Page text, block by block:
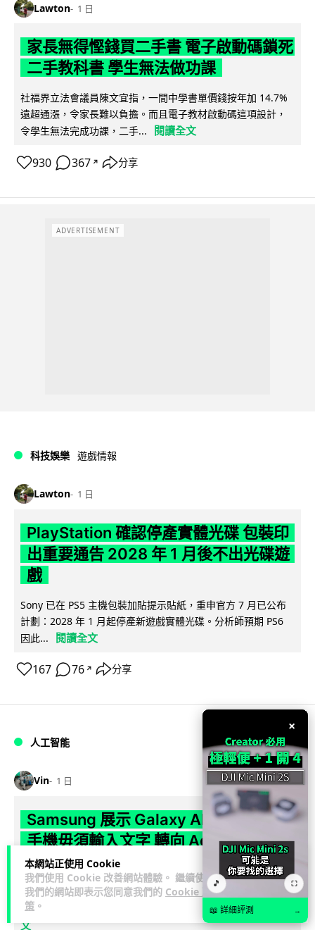
本網站正使用 Cookie
我們使用 Cookie 改善網站體驗。 繼續使用
我們的網站即表示您同意我們的 Cookie 政
策 。
Lawton 1 日
家長無得慳錢買二手書 電子啟動碼鎖死
二手教科書 學生無法做功課
社福界立法會議員陳文宜指，一間中學書單價錢按年加 14.7%
遠超通漲，令家長難以負擔。而且電子教材啟動碼這項設計，
令學生無法完成功課，二手...
閱讀全文
930 367 ↗ 分享
ADVERTISEMENT
科技娛樂 遊戲情報
Lawton 1 日
PlayStation 確認停產實體光碟 包裝印
出重要通告 2028 年 1 月後不出光碟遊
戲
Sony 已在 PS5 主機包裝加貼提示貼紙，重申官方 7 月已公布
計劃：2028 年 1 月起停產新遊戲實體光碟。分析師預期 PS6
因此...
閱讀全文
167 76 ↗ 分享
人工智能
Vin 1 日
Samsung 展示 Galaxy AI 新方向 未來
手機毋須輸入文字 轉向 Agent 全自動操
作
Samsung 電子 MX 部門顧客體驗辦公室主管兼副總裁 Jay Kim
表示，品牌正推動 Galaxy AI 邁向全自動化 Agent...
文
×
🎵 ⛶
📖 詳細評測 →